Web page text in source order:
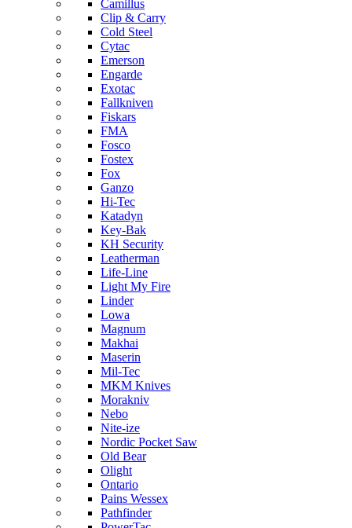
Camillus
Clip & Carry
Cold Steel
Cytac
Emerson
Engarde
Exotac
Fallkniven
Fiskars
FMA
Fosco
Fostex
Fox
Ganzo
Hi-Tec
Katadyn
Key-Bak
KH Security
Leatherman
Life-Line
Light My Fire
Linder
Lowa
Magnum
Makhai
Maserin
Mil-Tec
MKM Knives
Morakniv
Nebo
Nite-ize
Nordic Pocket Saw
Old Bear
Olight
Ontario
Pains Wessex
Pathfinder